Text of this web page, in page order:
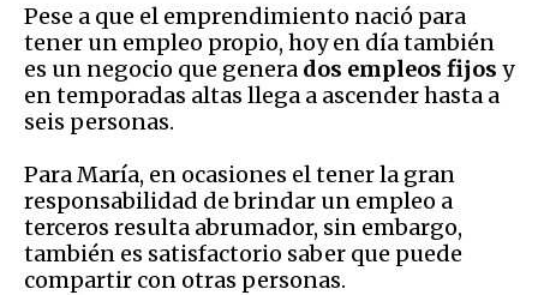
Pese a que el emprendimiento nació para
tener un empleo propio, hoy en día también
es un negocio que genera dos empleos fijos y
en temporadas altas llega a ascender hasta a
seis personas.
Para María, en ocasiones el tener la gran
responsabilidad de brindar un empleo a
terceros resulta abrumador, sin embargo,
también es satisfactorio saber que puede
compartir con otras personas.